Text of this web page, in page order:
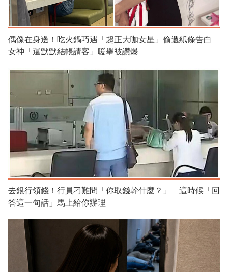
偶像在身邊！吃火鍋巧遇「超正大咖女星」偷遞紙條告白
女神「還默默結帳請客」暖舉被讚爆
去銀行領錢！行員刁難問「你取錢幹什麼？」 這時候「回
答這一句話」馬上給你辦理